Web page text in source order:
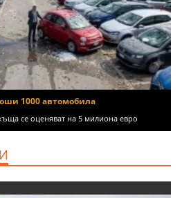
1000 автомобила
се оценяват на 5 милиона евро